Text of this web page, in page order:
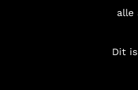
alle
Dit